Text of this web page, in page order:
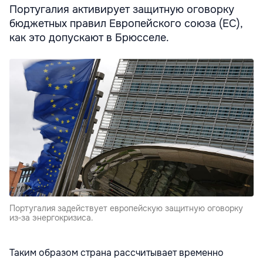
Португалия активирует защитную оговорку
бюджетных правил Европейского союза (ЕС),
как это допускают в Брюсселе.
Португалия задействует европейскую защитную оговорку
из‑за энергокризиса.
Таким образом страна рассчитывает временно